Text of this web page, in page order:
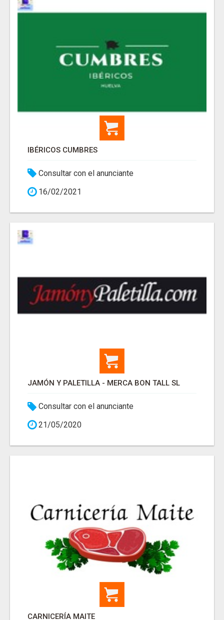
IBÉRICOS CUMBRES
Consultar con el anunciante
16/02/2021
JAMÓN Y PALETILLA - MERCA BON TALL SL
Consultar con el anunciante
21/05/2020
CARNICERÍA MAITE